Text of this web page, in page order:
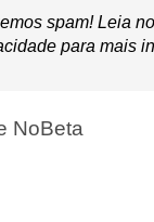
spam! Leia
para mais
NoBeta